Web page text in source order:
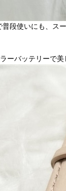
普段使いにも、ス
ーバッテリーで